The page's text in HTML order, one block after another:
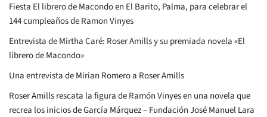
Fiesta El librero de Macondo en El Barito, Palma, para celebrar el
144 cumpleaños de Ramon Vinyes
Entrevista de Mirtha Caré: Roser Amills y su premiada novela «El
librero de Macondo»
Una entrevista de Mirian Romero a Roser Amills
Roser Amills rescata la figura de Ramón Vinyes en una novela que
recrea los inicios de García Márquez – Fundación José Manuel Lara